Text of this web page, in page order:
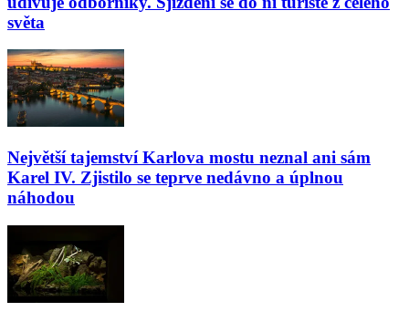
světa
Největší tajemství Karlova mostu neznal ani sám
Karel IV. Zjistilo se teprve nedávno a úplnou
náhodou